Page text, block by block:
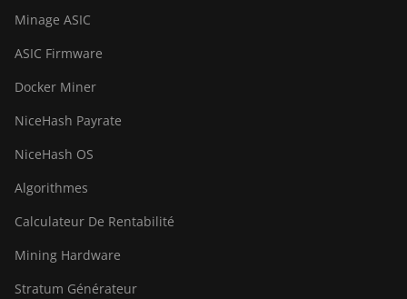
Minage ASIC
ASIC Firmware
Docker Miner
NiceHash Payrate
NiceHash OS
Algorithmes
Calculateur De Rentabilité
Mining Hardware
Stratum Générateur